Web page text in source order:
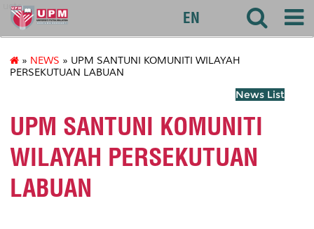
uctc
EN
» NEWS » UPM SANTUNI KOMUNITI WILAYAH
PERSEKUTUAN LABUAN
News List
UPM SANTUNI KOMUNITI
WILAYAH PERSEKUTUAN
LABUAN